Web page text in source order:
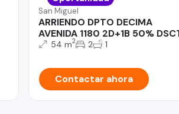
San Miguel
ARRIENDO DPTO DECIMA
AVENIDA 1180 2D+1B 50%
54 m2 2 1
Contactar ahora